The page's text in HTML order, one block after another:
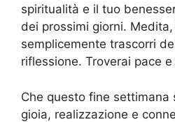
spiritualità e il tuo
dei prossimi giorni.
semplicemente trascorri
riflessione. Troverai pace
Che questo fine settimana
gioia, realizzazione e